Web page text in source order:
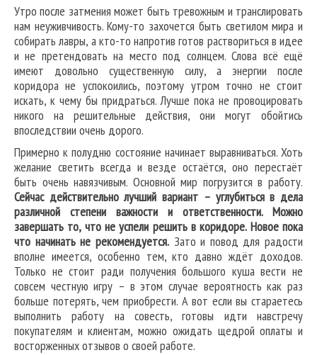
Утро после затмения может быть тревожным и транслировать
нам неуживчивость. Кому-то захочется быть светилом мира и
собирать лавры, а кто-то напротив готов раствориться в идее
и не претендовать на место под солнцем. Слова всё ещё
имеют довольно существенную силу, а энергии после
коридора не успокоились, поэтому утром точно не стоит
искать, к чему бы придраться. Лучше пока не провоцировать
никого на решительные действия, они могут обойтись
впоследствии очень дорого.
Примерно к полудню состояние начинает выравниваться. Хоть
желание светить всегда и везде остаётся, оно перестаёт
быть очень навязчивым. Основной мир погрузится в работу.
Сейчас действительно лучший вариант – углубиться в дела
различной степени важности и ответственности. Можно
завершать то, что не успели решить в коридоре. Новое пока
что начинать не рекомендуется.Зато и повод для радости
вполне имеется, особенно тем, кто давно ждёт доходов.
Только не стоит ради получения большого куша вести не
совсем честную игру – в этом случае вероятность как раз
больше потерять, чем приобрести. А вот если вы стараетесь
выполнить работу на совесть, готовы идти навстречу
покупателям и клиентам, можно ожидать щедрой оплаты и
восторженных отзывов о своей работе.